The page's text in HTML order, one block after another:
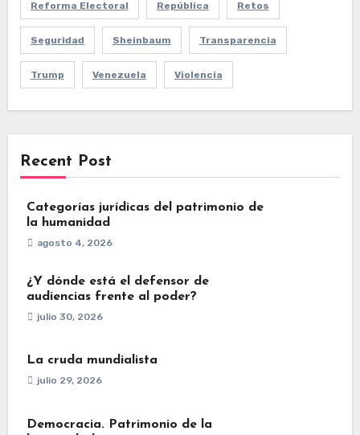
Reforma Electoral República Retos
Seguridad Sheinbaum Transparencia
Trump Venezuela Violencia
Recent Post
Categorías jurídicas del patrimonio de
la humanidad
agosto 4, 2026
¿Y dónde está el defensor de
audiencias frente al poder?
julio 30, 2026
La cruda mundialista
julio 29, 2026
Democracia. Patrimonio de la